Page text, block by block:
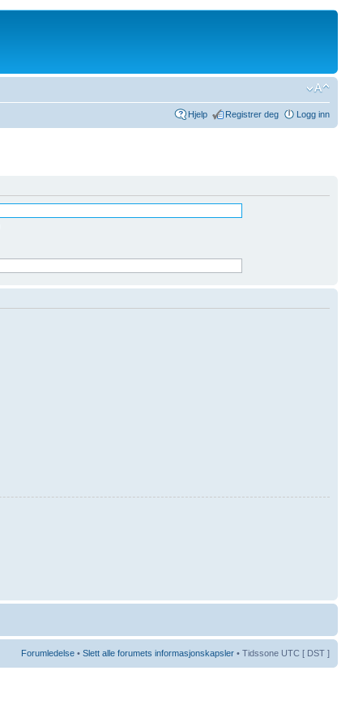
Hjelp Registrer deg Logg inn
Forumledelse • Slett alle forumets informasjonskapsler • Tidssone UTC [ DST ]